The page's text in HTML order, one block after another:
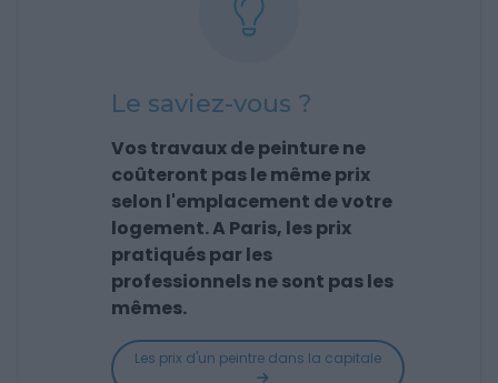
Le saviez-vous ?
Vos travaux de peinture ne
coûteront pas le même prix
selon l'emplacement de votre
logement. A Paris, les prix
pratiqués par les
professionnels ne sont pas les
mêmes.
Les prix d'un peintre dans la capitale